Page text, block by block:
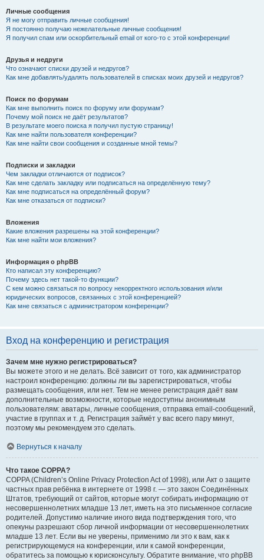
Личные сообщения
Я не могу отправить личные сообщения!
Я постоянно получаю нежелательные личные сообщения!
Я получил спам или оскорбительный email от кого-то с этой конференции!
Друзья и недруги
Что означают списки друзей и недругов?
Как мне добавлять/удалять пользователей в списках моих друзей и недругов?
Поиск по форумам
Как мне выполнить поиск по форуму или форумам?
Почему мой поиск не даёт результатов?
В результате моего поиска я получил пустую страницу!
Как мне найти пользователя конференции?
Как мне найти свои сообщения и созданные мной темы?
Подписки и закладки
Чем закладки отличаются от подписок?
Как мне сделать закладку или подписаться на определённую тему?
Как мне подписаться на определённый форум?
Как мне отказаться от подписки?
Вложения
Какие вложения разрешены на этой конференции?
Как мне найти мои вложения?
Информация о phpBB
Кто написал эту конференцию?
Почему здесь нет такой-то функции?
С кем можно связаться по вопросу некорректного использования и/или
юридических вопросов, связанных с этой конференцией?
Как мне связаться с администратором конференции?
Вход на конференцию и регистрация
Зачем мне нужно регистрироваться?
Вы можете этого и не делать. Всё зависит от того, как администратор
настроил конференцию: должны ли вы зарегистрироваться, чтобы
размещать сообщения, или нет. Тем не менее регистрация даёт вам
дополнительные возможности, которые недоступны анонимным
пользователям: аватары, личные сообщения, отправка email-сообщений,
участие в группах и т. д. Регистрация займёт у вас всего пару минут,
поэтому мы рекомендуем это сделать.
Вернуться к началу
Что такое COPPA?
COPPA (Children’s Online Privacy Protection Act of 1998), или Акт о защите
частных прав ребёнка в интернете от 1998 г. — это закон Соединённых
Штатов, требующий от сайтов, которые могут собирать информацию от
несовершеннолетних младше 13 лет, иметь на это письменное согласие
родителей. Допустимо наличие иного вида подтверждения того, что
опекуны разрешают сбор личной информации от несовершеннолетних
младше 13 лет. Если вы не уверены, применимо ли это к вам, как к
регистрирующемуся на конференции, или к самой конференции,
обратитесь за помощью к юрисконсульту. Обратите внимание, что phpBB